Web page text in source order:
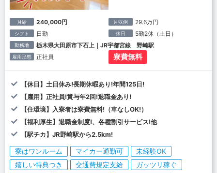
月給 240,000円 月収例 29.6万円
シフト 日勤 休日 5勤2休（土日）
勤務地 栃木県大田原市下石上｜JR宇都宮線 野崎駅
雇用形態 正社員 寮費無料
【休日】土日休み!長期休暇あり!年間125日!
【雇用】正社員!賞与年2回!退職金あり!
【住環境】入寮者は寮費無料!（車なしOK!）
【福利厚生】退職金制度!、各種割引サービス!他
【駅チカ】JR野崎駅から2.5km!
寮はワンルーム マイカー通勤可
未経験OK
嬉しい特典つき
交通費規定支給
ガッツリ稼ぐ